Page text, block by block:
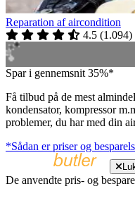
Reparation af aircondition
4.5 (1.094)
Spar i gennemsnit 35%*
Få tilbud på de mest
kondensator, kompressor
problemer, du har med din
*Sådan er priser og
De anvendte pris- og